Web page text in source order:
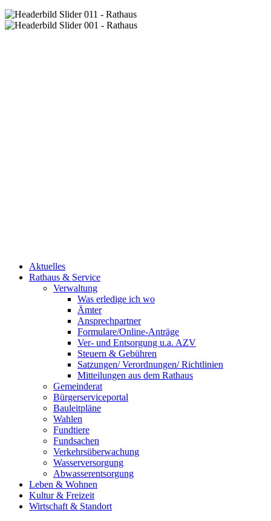
Aktuelles
Rathaus & Service
Verwaltung
Was erledige ich wo
Ämter
Ansprechpartner
Formulare/Online-Anträge
Ver- und Entsorgung u.a. AZV
Steuern & Gebühren
Satzungen/ Verordnungen/ Richtlinien
Mitteilungen aus dem Rathaus
Gemeinderat
Bürgerserviceportal
Bauleitpläne
Wahlen
Fundtiere
Fundsachen
Verkehrsüberwachung
Wasserversorgung
Abwasserentsorgung
Leben & Wohnen
Kultur & Freizeit
Wirtschaft & Standort